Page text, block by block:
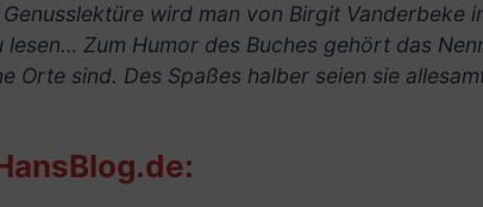
wird man von Birgit Vanderbeke
lesen… Zum Humor des Buches gehört das
Orte sind. Des Spaßes halber seien sie